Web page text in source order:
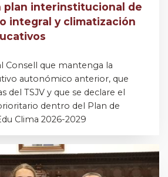
plan interinstitucional de
integral y climatización
Consell que mantenga la
autonómico anterior, que
del TSJV y que se declare el
dentro del Plan de
Clima 2026-2029